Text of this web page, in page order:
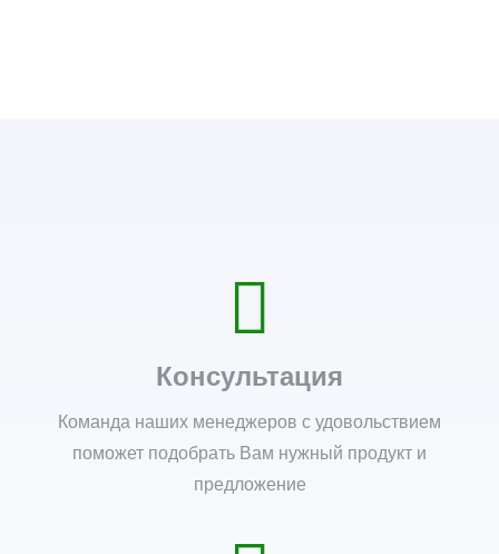
Консультация
Команда наших менеджеров с удовольствием
поможет подобрать Вам нужный продукт и
предложение